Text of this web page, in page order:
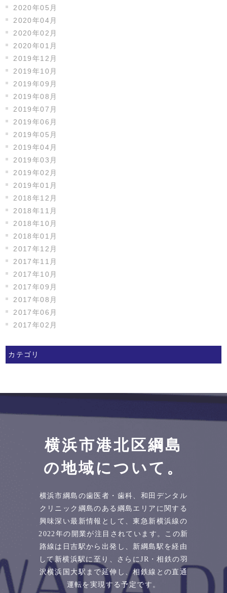
2020年05月
2020年04月
2020年02月
2020年01月
2019年12月
2019年10月
2019年09月
2019年08月
2019年07月
2019年06月
2019年05月
2019年04月
2019年03月
2019年02月
2019年01月
2018年12月
2018年11月
2018年10月
2018年01月
2017年12月
2017年11月
2017年10月
2017年09月
2017年08月
2017年06月
2017年02月
カテゴリ
横浜市港北区綱島
の地域について。
横浜市綱島の歯医者・歯科、和田デンタル
クリニック綱島のある綱島エリアに関する
興味深い最新情報として、東急新横浜線の
2022年の開業が注目されています。この新
路線は日吉駅から出発し、新綱島駅を経由
して新横浜駅に至り、さらにJR・相鉄の羽
沢横浜国大駅まで延伸し、相鉄線との直通
運転を実現する予定です。